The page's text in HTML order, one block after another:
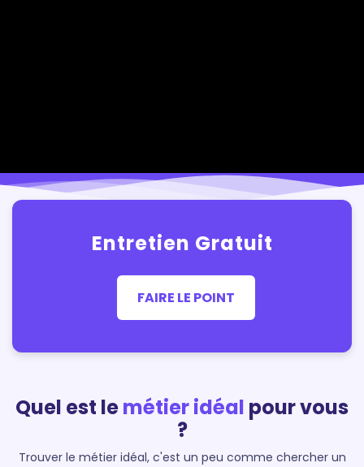
Entretien Gratuit
FAIRE LE POINT
Quel est lemétier idéal pour vous
?
Trouver le métier idéal, c'est un peu comme chercher un